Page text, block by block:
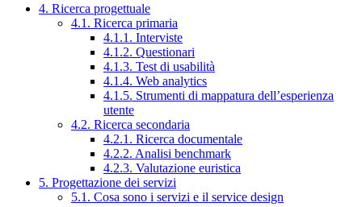
4. Ricerca progettuale
4.1. Ricerca primaria
4.1.1. Interviste
4.1.2. Questionari
4.1.3. Test di usabilità
4.1.4. Web analytics
4.1.5. Strumenti di mappatura dell’esperienza
utente
4.2. Ricerca secondaria
4.2.1. Ricerca documentale
4.2.2. Analisi benchmark
4.2.3. Valutazione euristica
5. Progettazione dei servizi
5.1. Cosa sono i servizi e il service design